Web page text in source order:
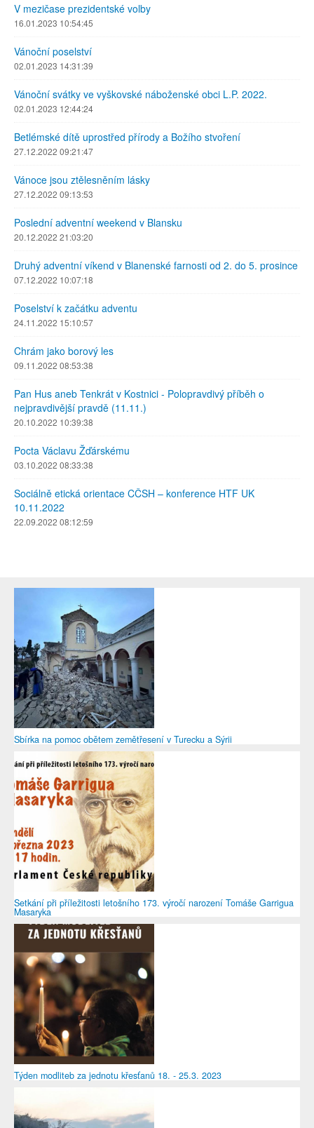
V mezičase prezidentské volby
16.01.2023 10:54:45
Vánoční poselství
02.01.2023 14:31:39
Vánoční svátky ve vyškovské náboženské obci L.P. 2022.
02.01.2023 12:44:24
Betlémské dítě uprostřed přírody a Božího stvoření
27.12.2022 09:21:47
Vánoce jsou ztělesněním lásky
27.12.2022 09:13:53
Poslední adventní weekend v Blansku
20.12.2022 21:03:20
Druhý adventní víkend v Blanenské farnosti od 2. do 5. prosince
07.12.2022 10:07:18
Poselství k začátku adventu
24.11.2022 15:10:57
Chrám jako borový les
09.11.2022 08:53:38
Pan Hus aneb Tenkrát v Kostnici - Polopravdivý příběh o
nejpravdivější pravdě (11.11.)
20.10.2022 10:39:38
Pocta Václavu Žďárskému
03.10.2022 08:33:38
Sociálně etická orientace CČSH – konference HTF UK
10.11.2022
22.09.2022 08:12:59
Sbírka na pomoc obětem zemětřesení v Turecku a Sýrii
Setkání při příležitosti letošního 173. výročí narození Tomáše Garrigua
Masaryka
Týden modliteb za jednotu křesťanů 18. - 25.3. 2023